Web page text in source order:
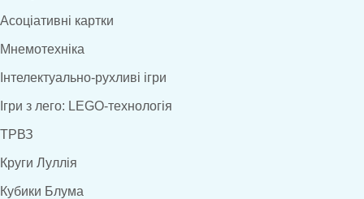
Асоціативні картки
Мнемотехніка
Інтелектуально-рухливі ігри
Ігри з лего: LEGO-технологія
ТРВЗ
Круги Луллія
Кубики Блума